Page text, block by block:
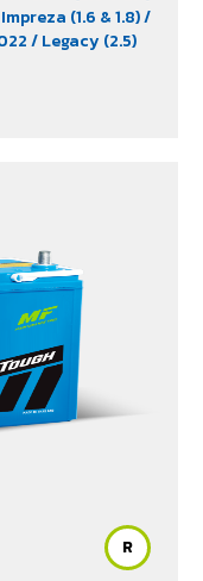
(1.6 & 1.8)/
/ Legacy (2.5)
R